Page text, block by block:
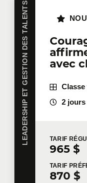
LEADERSHIP ET GESTION DES TALENTS
avec
2 jours
TARIF
965 $
TARIF
870 $